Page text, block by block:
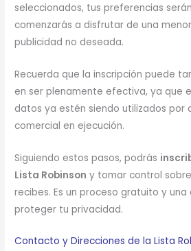
seleccionados, tus preferencias
comenzarás a disfrutar de una
publicidad no deseada.
Recuerda que la inscripción puede
en ser plenamente efectiva, ya que
datos ya estén siendo utilizados por
comercial en ejecución.
Siguiendo estos pasos, podrás
Lista Robinson y tomar control
recibes. Es un proceso gratuito y
proteger tu privacidad.
Contacto y Direcciones de la Lista